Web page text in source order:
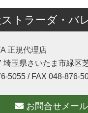
トラーダ・バ
正規代理店
埼玉県さいたま市緑区
5055 / FAX 048-876-
お問合せメール